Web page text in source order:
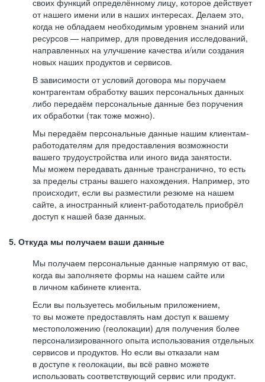
своих функций определённому лицу, которое действует
от нашего имени или в наших интересах. Делаем это,
когда не обладаем необходимым уровнем знаний или
ресурсов — например, для проведения исследований,
направленных на улучшение качества и/или создания
новых наших продуктов и сервисов.
В зависимости от условий договора мы поручаем
контрагентам обработку ваших персональных данных
либо передаём персональные данные без поручения
их обработки (так тоже можно).
Мы передаём персональные данные нашим клиентам-
работодателям для предоставления возможности
вашего трудоустройства или иного вида занятости.
Мы можем передавать данные трансгранично, то есть
за пределы страны вашего нахождения. Например, это
происходит, если вы разместили резюме на нашем
сайте, а иностранный клиент-работодатель приобрёл
доступ к нашей базе данных.
5. Откуда мы получаем ваши данные
Мы получаем персональные данные напрямую от вас,
когда вы заполняете формы на нашем сайте или
в личном кабинете клиента.
Если вы пользуетесь мобильным приложением,
то вы можете предоставлять нам доступ к вашему
местоположению (геолокации) для получения более
персонализированного опыта использования отдельных
сервисов и продуктов. Но если вы отказали нам
в доступе к геолокации, вы всё равно можете
использовать соответствующий сервис или продукт.